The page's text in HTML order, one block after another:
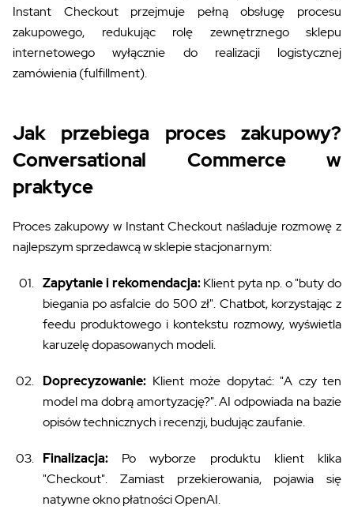
Instant Checkout przejmuje pełną obsługę procesu
zakupowego, redukując rolę zewnętrznego sklepu
internetowego wyłącznie do realizacji logistycznej
zamówienia (fulfillment).
Jak przebiega proces zakupowy?
Conversational Commerce w
praktyce
Proces zakupowy w Instant Checkout naśladuje rozmowę z
najlepszym sprzedawcą w sklepie stacjonarnym:
Zapytanie i rekomendacja:Klient pyta np. o "buty do
biegania po asfalcie do 500 zł". Chatbot, korzystając z
feedu produktowego i kontekstu rozmowy, wyświetla
karuzelę dopasowanych modeli.
Doprecyzowanie: Klient może dopytać: "A czy ten
model ma dobrą amortyzację?". AI odpowiada na bazie
opisów technicznych i recenzji, budując zaufanie.
Finalizacja: Po wyborze produktu klient klika
"Checkout". Zamiast przekierowania, pojawia się
natywne okno płatności OpenAI.